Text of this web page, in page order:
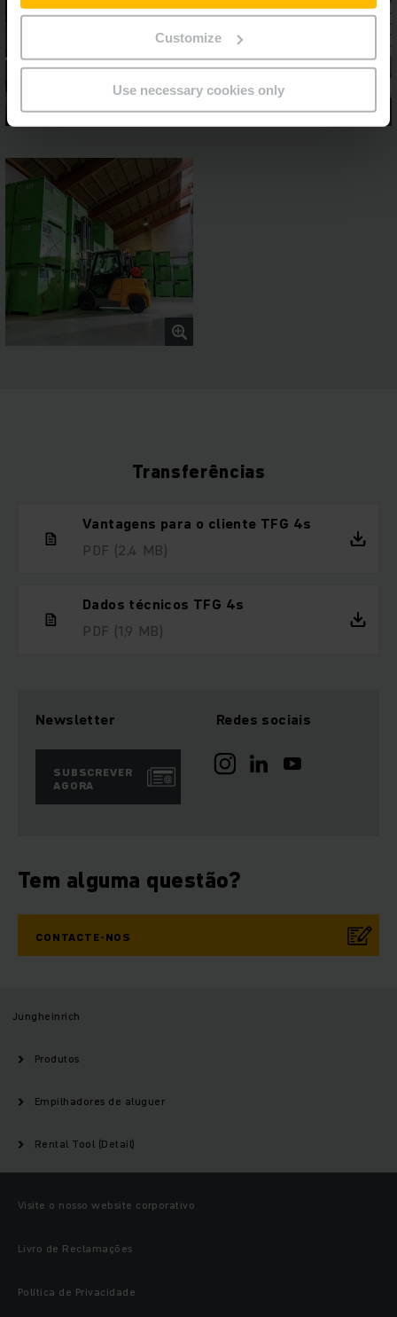
Customize
Use necessary cookies only
Transferências
Vantagens para o cliente TFG 4s
PDF (2,4 MB)
Dados técnicos TFG 4s
PDF (1,9 MB)
Newsletter
SUBSCREVER
AGORA
Redes sociais
Tem alguma questão?
CONTACTE-NOS
Jungheinrich
Produtos
Empilhadores de aluguer
Rental Tool (Detail)
Visite o nosso website corporativo
Livro de Reclamações
Política de Privacidade